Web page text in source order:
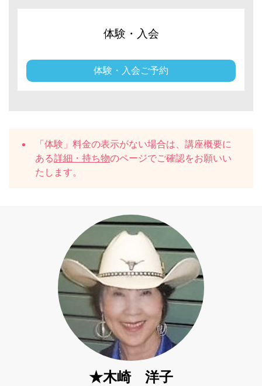
体験・入会
体験・入会ご予約
「体験」料金の表示がない場合は、講座概要に
ある詳細・持ち物のページでご確認をお願いい
たします。
★木崎 洋子